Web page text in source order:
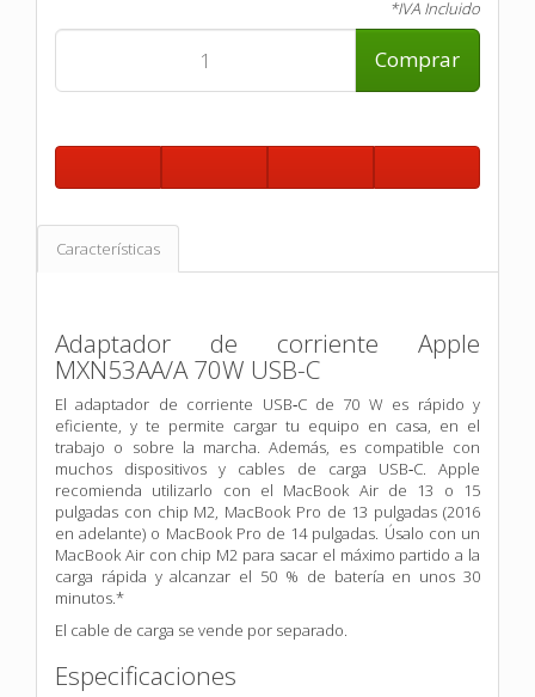
*IVA Incluido
Comprar
Características
Adaptador de corriente Apple
MXN53AA/A 70W USB-C
El adaptador de corriente USB‑C de 70 W es rápido y
eficiente, y te permite cargar tu equipo en casa, en el
trabajo o sobre la marcha. Además, es compatible con
muchos dispositivos y cables de carga USB‑C. Apple
recomienda utilizarlo con el MacBook Air de 13 o 15
pulgadas con chip M2, MacBook Pro de 13 pulgadas (2016
en adelante) o MacBook Pro de 14 pulgadas. Úsalo con un
MacBook Air con chip M2 para sacar el máximo partido a la
carga rápida y alcanzar el 50 % de batería en unos 30
minutos.*
El cable de carga se vende por separado.
Especificaciones